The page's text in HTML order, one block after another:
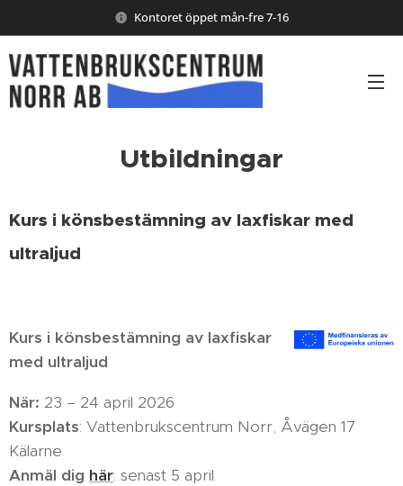
Kontoret öppet mån-fre 7-16
Utbildningar
Kurs i könsbestämning av laxfiskar med
ultraljud
Kurs i könsbestämning av laxfiskar
med ultraljud
När: 23 – 24 april 2026
Kursplats: Vattenbrukscentrum Norr, Åvägen 17
Kälarne
Anmäl dig här: senast 5 april